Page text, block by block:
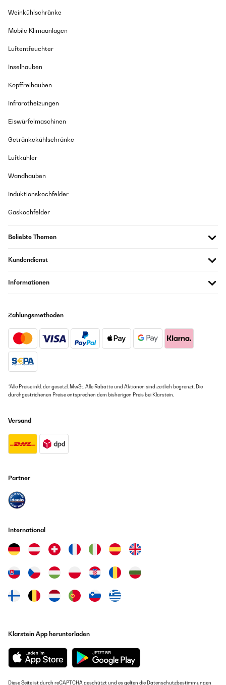
Weinkühlschränke
Mobile Klimaanlagen
Luftentfeuchter
Inselhauben
Kopffreihauben
Infrarotheizungen
Eiswürfelmaschinen
Getränkekühlschränke
Luftkühler
Wandhauben
Induktionskochfelder
Gaskochfelder
Beliebte Themen
Kundendienst
Informationen
Zahlungsmethoden
*Alle Preise inkl. der gesetzl. MwSt. Alle Rabatte und Aktionen sind zeitlich begrenzt. Die
durchgestrichenen Preise entsprechen dem bisherigen Preis bei Klarstein.
Versand
Partner
International
Klarstein App herunterladen
Diese Seite ist durch reCAPTCHA geschützt und es gelten die Datenschutzbestimmungen